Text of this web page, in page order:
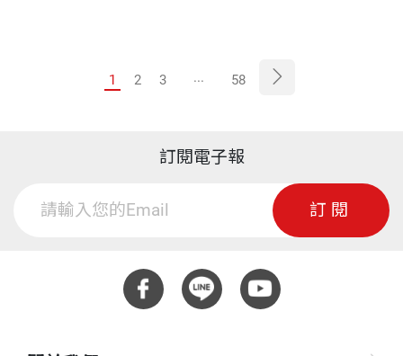
1 2 3 ... 58
訂閱電子報
訂閱